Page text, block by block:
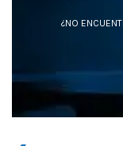
¿NO